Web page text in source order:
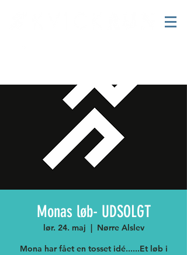
Monas løb- UDSOLGT
lør. 24. maj
  |
Nørre Alslev
Mona har fået en tosset idé......Et løb i